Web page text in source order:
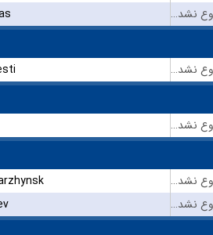
بازی شروع نشده است
بازی شروع نشده است
بازی شروع نشده است
بازی شروع نشده است
بازی شروع نشده است